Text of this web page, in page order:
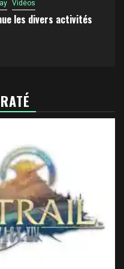
Vidéos
les divers activités